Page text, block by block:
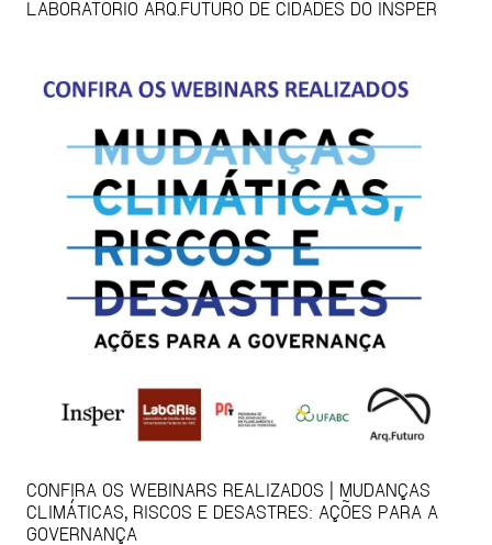
LABORATÓRIO ARQ.FUTURO DE CIDADES DO INSPER
CONFIRA OS WEBINARS REALIZADOS | MUDANÇAS
CLIMÁTICAS, RISCOS E DESASTRES: AÇÕES PARA A
GOVERNANÇA